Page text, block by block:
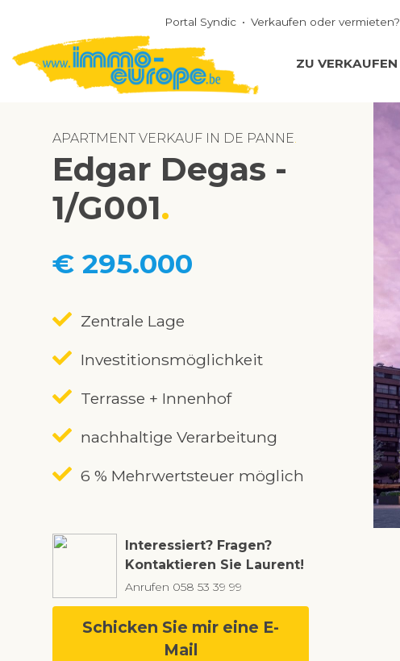
Portal Syndic Verkaufen oder vermieten?
ZU VERKAUFEN
APARTMENT VERKAUF IN DE PANNE
Edgar Degas -
1/G001
€ 295.000
Zentrale Lage
Investitionsmöglichkeit
Terrasse + Innenhof
nachhaltige Verarbeitung
6 % Mehrwertsteuer möglich
Interessiert? Fragen?
Kontaktieren Sie Laurent!
Anrufen 058 53 39 99
Schicken Sie mir eine E-
Mail